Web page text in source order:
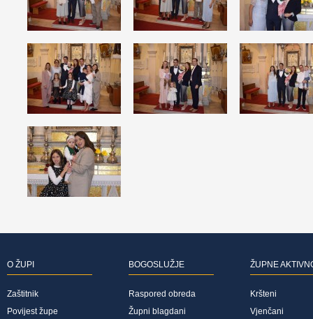
O ŽUPI
Zaštitnik
Povijest župe
BOGOSLUŽJE
Raspored obreda
Župni blagdani
ŽUPNE
Kršteni
Vjenčani